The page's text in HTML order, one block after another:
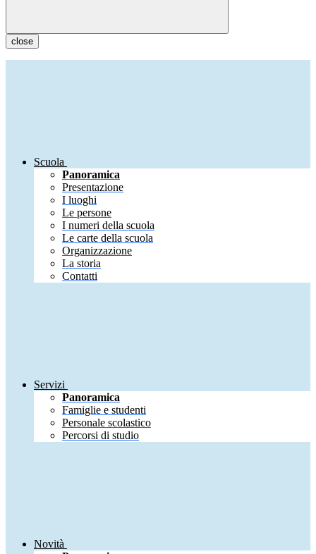
close
Scuola
Panoramica
Presentazione
I luoghi
Le persone
I numeri della scuola
Le carte della scuola
Organizzazione
La storia
Contatti
Servizi
Panoramica
Famiglie e studenti
Personale scolastico
Percorsi di studio
Novità